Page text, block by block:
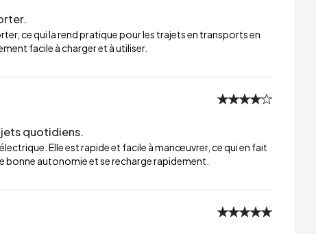
ce qui la rend pratique pour les trajets en transports en
facile à charger et à utiliser.
quotidiens.
Elle est rapide et facile à manœuvrer, ce qui en fait
bonne autonomie et se recharge rapidement.